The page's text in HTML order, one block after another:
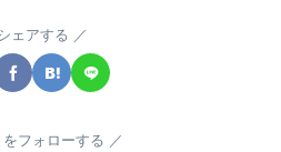
ェアする
フォローする